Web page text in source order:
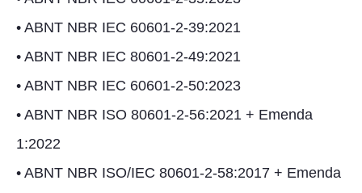
• ABNT NBR IEC 60601-2-39:2021
• ABNT NBR IEC 80601-2-49:2021
• ABNT NBR IEC 60601-2-50:2023
• ABNT NBR ISO 80601-2-56:2021 + Emenda
1:2022
• ABNT NBR ISO/IEC 80601-2-58:2017 + Emenda